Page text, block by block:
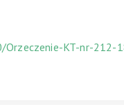
KT-nr-212-